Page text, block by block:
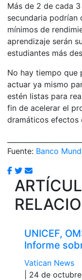
Más de 2 de cada
secundaria podrían
mínimos de
aprendizaje serán
estudiantes más
No hay tiempo que
actuar ya mismo
estén listas para
fin de acelerar el
dramáticos efectos
Fuente: Banco
UNICEF,
Informe
Vatican News
| 24 de